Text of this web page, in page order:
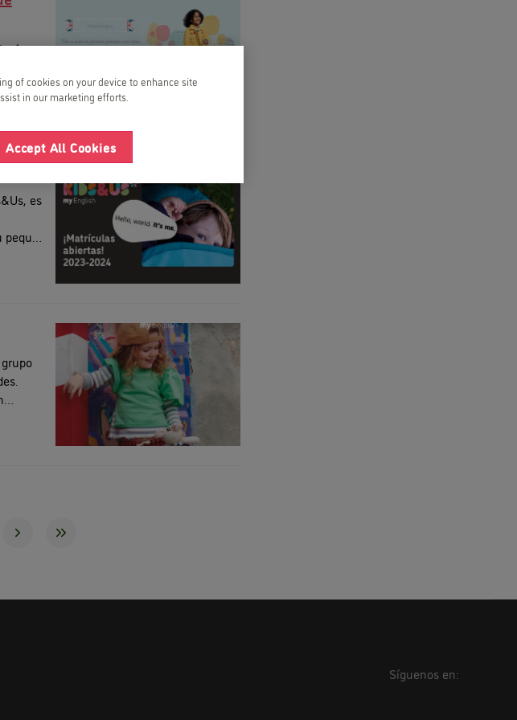
es
Síguenos en:
of cookies on your device to enhance site
in our marketing efforts.
Accept All Cookies